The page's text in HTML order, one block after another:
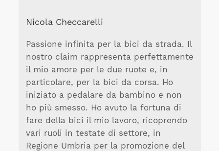
Nicola Checcarelli
Passione infinita per la bici da strada. Il
nostro claim rappresenta perfettamente
il mio amore per le due ruote e, in
particolare, per la bici da corsa. Ho
iniziato a pedalare da bambino e non
ho più smesso. Ho avuto la fortuna di
fare della bici il mio lavoro, ricoprendo
vari ruoli in testate di settore, in
Regione Umbria per la promozione del